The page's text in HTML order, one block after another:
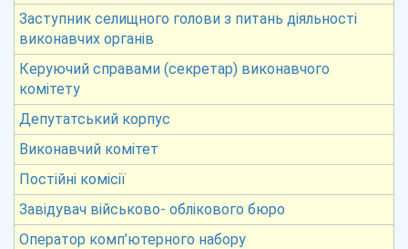
Заступник селищного голови з питань діяльності
виконавчих органів
Керуючий справами (секретар) виконавчого
комітету
Депутатський корпус
Виконавчий комітет
Постійні комісії
Завідувач військово- облікового бюро
Оператор комп’ютерного набору